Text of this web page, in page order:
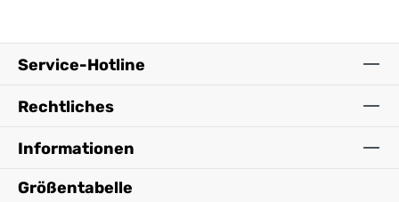
Service-Hotline
Rechtliches
Informationen
Größentabelle